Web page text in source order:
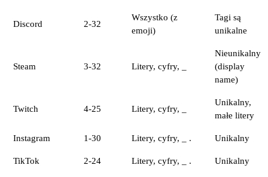
Discord 2-32
Wszystko (z
emoji)
Tagi są
unikalne
Steam 3-32 Litery, cyfry, _
Nieunikalny
(display
name)
Twitch 4-25 Litery, cyfry, _
Unikalny,
małe litery
Instagram 1-30 Litery, cyfry, _ . Unikalny
TikTok 2-24 Litery, cyfry, _ . Unikalny